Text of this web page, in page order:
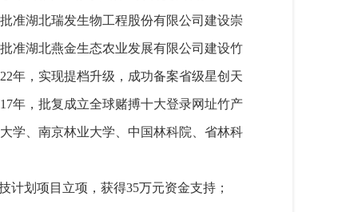
准湖北瑞发生物工程股份有限公司建设崇
准湖北燕金生态农业发展有限公司建设竹
年，实现提档升级，成功备案省级星创天
年，批复成立全球赌搏十大登录网址竹产
学、南京林业大学、中国林科院、省林科
划项目立项，获得35万元资金支持；